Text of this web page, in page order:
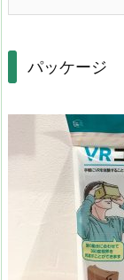
パッケージ